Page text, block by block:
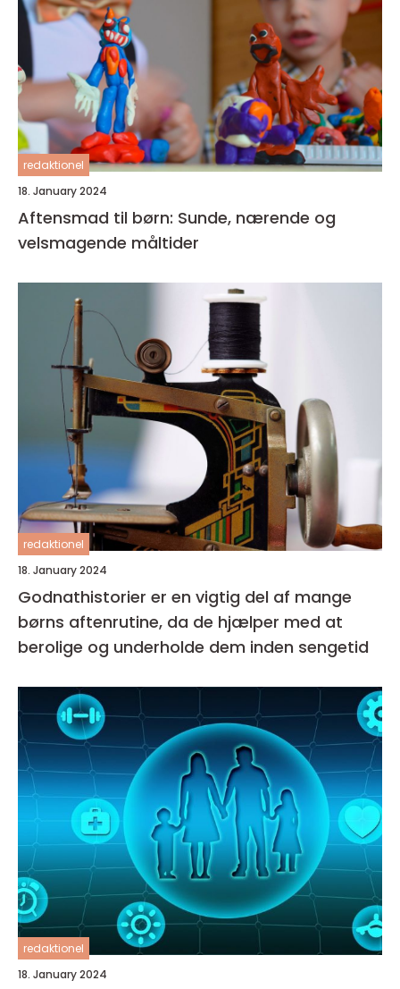
redaktionel
18. January 2024
Aftensmad til børn: Sunde, nærende og
velsmagende måltider
redaktionel
18. January 2024
Godnathistorier er en vigtig del af mange
børns aftenrutine, da de hjælper med at
berolige og underholde dem inden sengetid
redaktionel
18. January 2024